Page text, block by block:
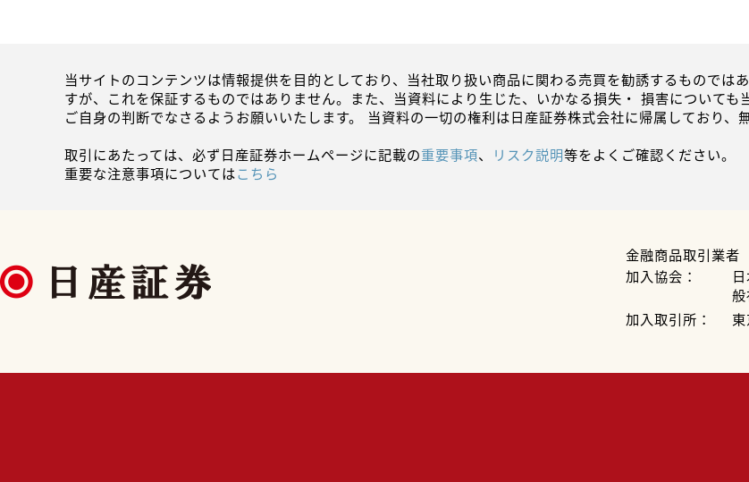
当サイトのコンテンツは情報提供を目的としており、当社取り扱い商品に関わる売買を勧誘するものでは
すが、これを保証するものではありません。また、当資料により生じた、いかなる損失・ 損害について
ご自身の判断でなさるようお願いいたします。 当資料の一切の権利は日産証券株式会社に帰属しており、
取引にあたっては、必ず日産証券ホームページに記載の重要事項、 リスク説明等をよくご確認ください。
重要な注意事項についてはこちら
金融商品取引業
加入協会：
般
加入取引所：